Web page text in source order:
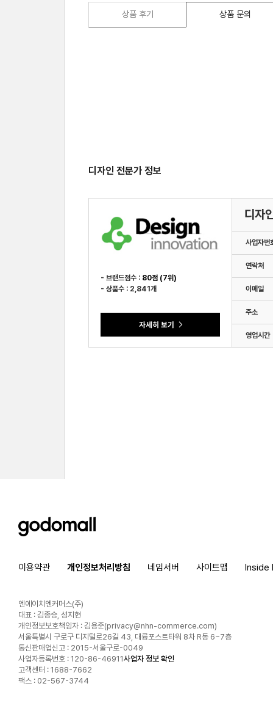
상품 후기 상품 문의
디자인 전문가 정보
- 브랜드점수 : 80점 (7위)
- 상품수 : 2,841개
디자
사업자번
연락처
이메일
주소
영업시간
godomall
이용약관 개인정보처리방침 네임서버 사이트맵 Inside
엔에이치엔커머스(주)
대표 : 김종승, 성지현
개인정보보호책임자 : 김용준(privacy@nhn-commerce.com)
서울특별시 구로구 디지털로26길 43, 대륭포스트타워 8차 R동 6~7층
통신판매업신고 : 2015-서울구로-0049
사업자등록번호 : 120-86-46911사업자 정보 확인
고객센터 : 1688-7662
팩스 : 02-567-3744